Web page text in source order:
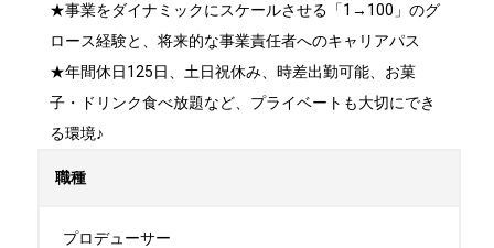
★事業をダイナミックにスケールさせる「1→100」のグ
ロース経験と、将来的な事業責任者へのキャリアパス
★年間休日125日、土日祝休み、時差出勤可能、お菓
子・ドリンク食べ放題など、プライベートも大切にでき
る環境♪
職種
プロデューサー